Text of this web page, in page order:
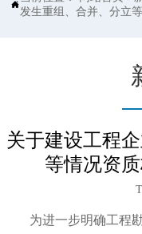

发生重组、合并、分立
关于建设工程
等情况资
为进一步明确工程勘